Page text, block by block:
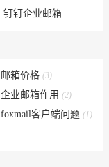
钉钉企业邮箱
邮箱价格(3)
企业邮箱作用(2)
foxmail客户端问题(1)